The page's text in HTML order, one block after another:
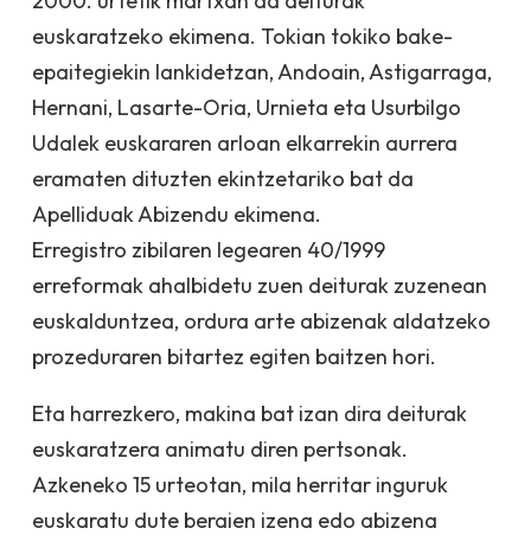
euskaratzeko ekimena. Tokian tokiko bake-
epaitegiekin lankidetzan, Andoain, Astigarraga,
Hernani, Lasarte-Oria, Urnieta eta Usurbilgo
Udalek euskararen arloan elkarrekin aurrera
eramaten dituzten ekintzetariko bat da
Apelliduak Abizendu ekimena.
Erregistro zibilaren legearen 40/1999
erreformak ahalbidetu zuen deiturak zuzenean
euskalduntzea, ordura arte abizenak aldatzeko
prozeduraren bitartez egiten baitzen hori.
Eta harrezkero, makina bat izan dira deiturak
euskaratzera animatu diren pertsonak.
Azkeneko 15 urteotan, mila herritar inguruk
euskaratu dute beraien izena edo abizena